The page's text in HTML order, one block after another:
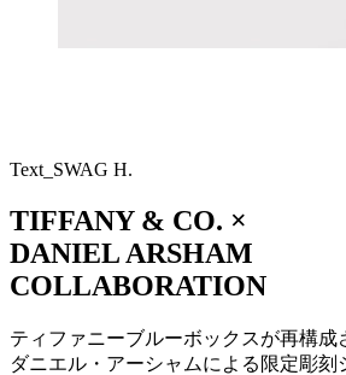
Text_SWAG H.
TIFFANY & CO. ×
DANIEL ARSHAM
COLLABORATION
ティファニーブルーボックスが再構成
ダニエル・アーシャムによる限定彫刻